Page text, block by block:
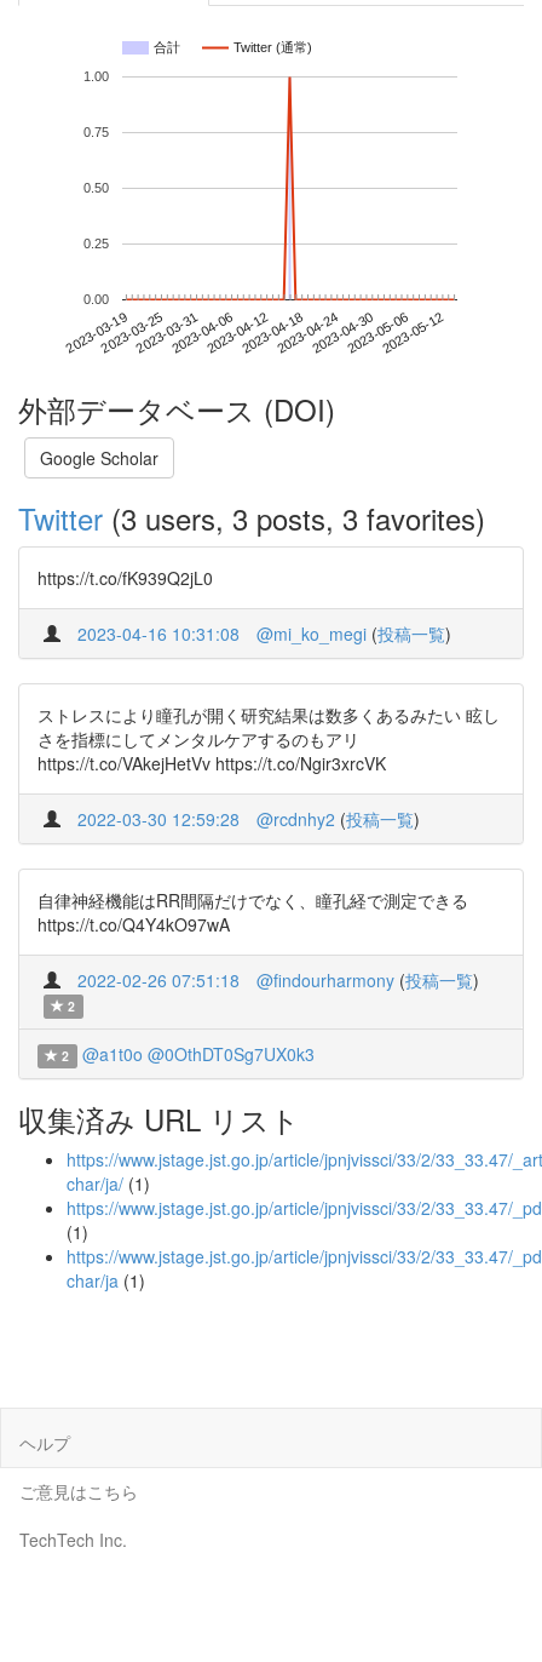
合計 Twitter (通常)
2023-03-192023-03-252023-03-312023-04-062023-04-122023-04-182023-04-242023-04-302023-05-062023-05-12
0.00
0.25
0.50
0.75
1.00
外部データベース (DOI)
Google Scholar
Twitter (3 users, 3 posts, 3 favorites)
https://t.co/fK939Q2jL0
2023-04-16 10:31:08 @mi_ko_megi (投稿一覧)
ストレスにより瞳孔が開く研究結果は数多くあるみたい 眩し
さを指標にしてメンタルケアするのもアリ
https://t.co/VAkejHetVv https://t.co/Ngir3xrcVK
2022-03-30 12:59:28 @rcdnhy2 (投稿一覧)
自律神経機能はRR間隔だけでなく、瞳孔経で測定できる
https://t.co/Q4Y4kO97wA
2022-02-26 07:51:18 @findourharmony (投稿一覧)
2
2 @a1t0o @0OthDT0Sg7UX0k3
収集済み URL リスト
https://www.jstage.jst.go.jp/article/jpnjvissci/33/2/33_33.47/
char/ja/ (1)
https://www.jstage.jst.go.jp/article/jpnjvissci/33/2/33_33.47/
(1)
https://www.jstage.jst.go.jp/article/jpnjvissci/33/2/33_33.47/
char/ja (1)
ヘルプ
ご意見はこちら
TechTech Inc.